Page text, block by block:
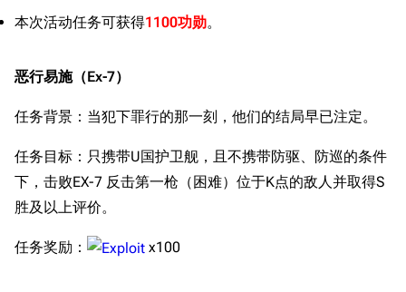
本次活动任务可获得1100功勋。
恶行易施（Ex-7）
任务背景：当犯下罪行的那一刻，他们的结局早已注定。
任务目标：只携带U国护卫舰，且不携带防驱、防巡的条件
下，击败EX-7 反击第一枪（困难）位于K点的敌人并取得S
胜及以上评价。
任务奖励： x100